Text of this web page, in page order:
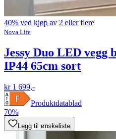
40% ved kjøp av 2 eller flere
Nova Life
Jessy Duo LED vegg
IP44 65cm sort
kr 1 699,-
Produktdatablad
70%
Legg til ønskeliste